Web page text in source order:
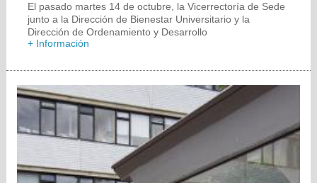
El pasado martes 14 de octubre, la Vicerrectoría de Sede
junto a la Dirección de Bienestar Universitario y la
Dirección de Ordenamiento y Desarrollo
+ Información